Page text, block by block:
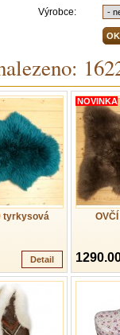
Výrobce:
tyrkysová
Detail
NOVINKA